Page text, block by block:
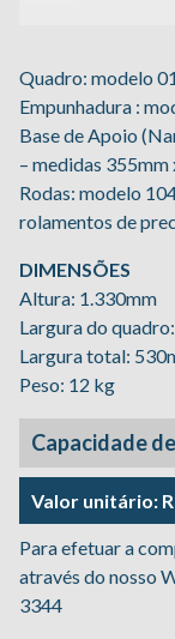
Quadro: modelo 01
Empunhadura :
Base de Apoio
– medidas 355mm
Rodas: modelo
rolamentos de
DIMENSÕES
Altura: 1.330mm
Largura do
Largura total:
Peso: 12 kg
Capacidade
Valor unitário:
Para efetuar a
através do nosso
3344